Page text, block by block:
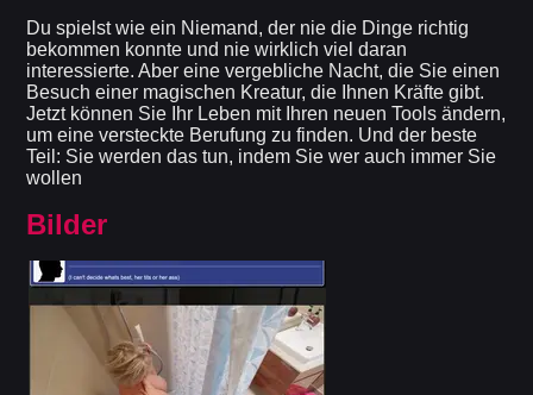
Du spielst wie ein Niemand, der nie die Dinge richtig
bekommen konnte und nie wirklich viel daran
interessierte. Aber eine vergebliche Nacht, die Sie einen
Besuch einer magischen Kreatur, die Ihnen Kräfte gibt.
Jetzt können Sie Ihr Leben mit Ihren neuen Tools ändern,
um eine versteckte Berufung zu finden. Und der beste
Teil: Sie werden das tun, indem Sie wer auch immer Sie
wollen
Bilder